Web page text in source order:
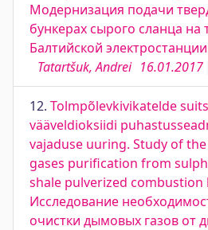
Модернизация подачи
бункерах сырого сланца
Балтийской электростанции
Tatartšuk, Andrei 16.01.2017
12. Tolmpõlevkivikatelde
vääveldioksiidi
vajaduse uuring. Study of
gases purification from
shale pulverized combustion
Исследование
очистки дымовых газов от